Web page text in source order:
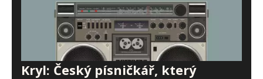
Kryl: Český písničkář, který